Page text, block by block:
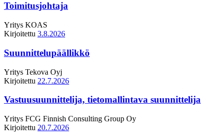
Toimitusjohtaja
Yritys KOAS
Kirjoitettu 3.8.2026
Suunnittelupäällikkö
Yritys Tekova Oyj
Kirjoitettu 22.7.2026
Vastuusuunnittelija, tietomallintava suunnittelija
Yritys FCG Finnish Consulting Group Oy
Kirjoitettu 20.7.2026